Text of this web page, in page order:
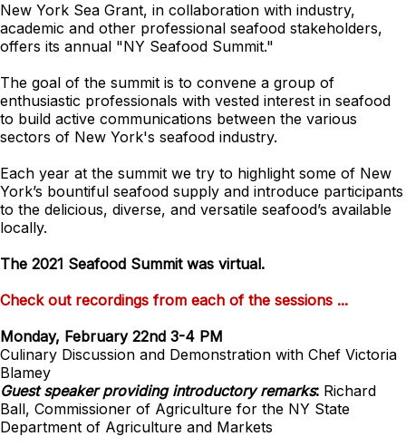
New York Sea Grant, in collaboration with industry,
academic and other professional seafood stakeholders,
offers its annual "NY Seafood Summit."
The goal of the summit is to convene a group of
enthusiastic professionals with vested interest in seafood
to build active communications between the various
sectors of New York's seafood industry.
Each year at the summit we try to highlight some of New
York’s bountiful seafood supply and introduce participants
to the delicious, diverse, and versatile seafood’s available
locally.
The 2021 Seafood Summit was virtual.
Check out recordings from each of the sessions ...
Monday, February 22nd 3-4 PM
Culinary Discussion and Demonstration with Chef Victoria
Blamey
Guest speaker providing introductory remarks: Richard
Ball, Commissioner of Agriculture for the NY State
Department of Agriculture and Markets